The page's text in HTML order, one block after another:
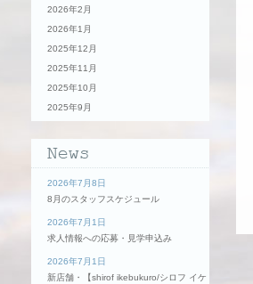
2026年2月
2026年1月
2025年12月
2025年11月
2025年10月
2025年9月
2026年7月8日
8月のスタッフスケジュール
2026年7月1日
求人情報への応募・見学申込み
2026年7月1日
新店舗・【shirof ikebukuro/シロフ イケ